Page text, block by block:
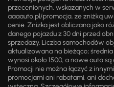
przecenionych, wskazanych w
aaaauto.pl/promocja, ze zniżką
cenie. Zniżka jest obliczana jako
danego pojazdu z 30 dni przed
sprzedaży. Liczba samochodów
aktualizowana na bieżąco;
wynosi około 1500, a nowe auta
Promocji nie można łączyć z
promocjami ani rabatami, ani